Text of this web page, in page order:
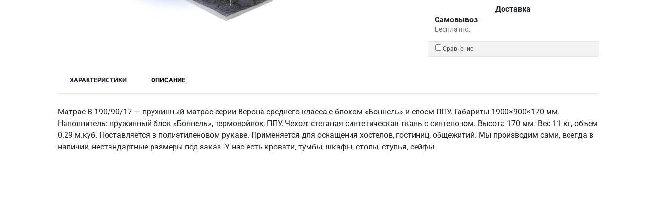
Доставка
Самовывоз
Бесплатно.
Сравнение
ХАРАКТЕРИСТИКИ ОПИСАНИЕ
Матрас В-190/90/17 — пружинный матрас серии Верона среднего класса с блоком «Боннель» и слоем ППУ. Габариты 1900×900×170 мм.
Наполнитель: пружинный блок «Боннель», термовойлок, ППУ. Чехол: стеганая синтетическая ткань с синтепоном. Высота 170 мм. Вес 11 кг, объем
0.29 м.куб. Поставляется в полиэтиленовом рукаве. Применяется для оснащения хостелов, гостиниц, общежитий. Мы производим сами, всегда в
наличии, нестандартные размеры под заказ. У нас есть кровати, тумбы, шкафы, столы, стулья, сейфы.